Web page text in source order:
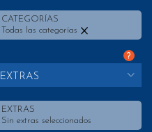
CATEGORÍAS
Todas las categorías
?
EXTRAS
EXTRAS
Sin extras seleccionados